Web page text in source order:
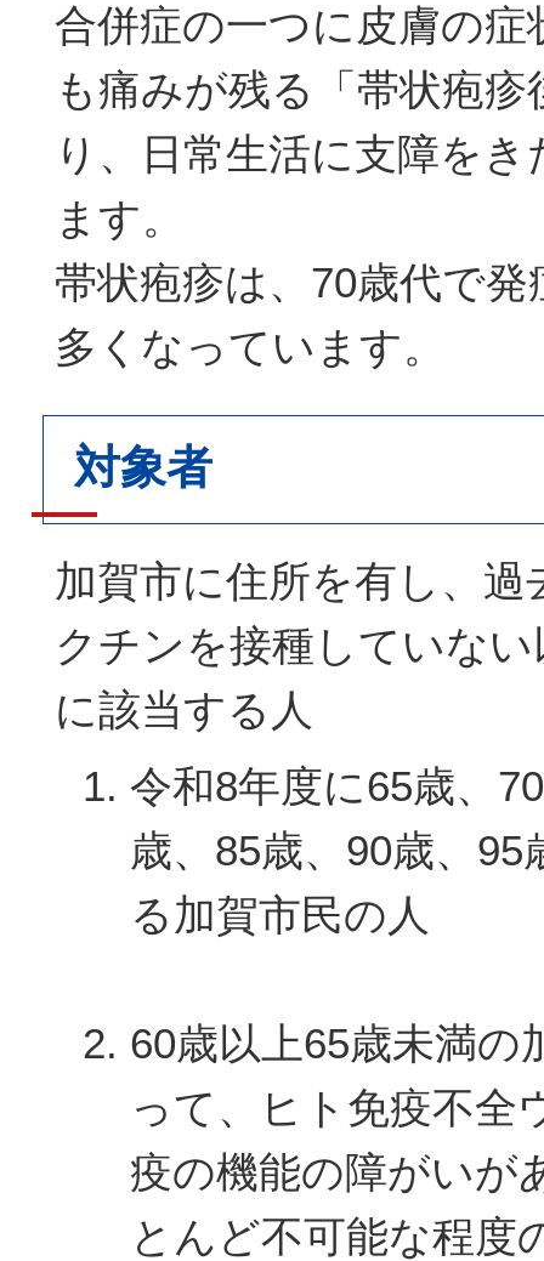
合併症の一つに皮膚の症
も痛みが残る「帯状疱
り、日常生活に支障を
ます。
帯状疱疹は、70歳代で
多くなっています。
対象者
加賀市に住所を有し、過
クチンを接種していな
に該当する人
令和8年度に65歳、
歳、85歳、90歳、95
る加賀市民の人
60歳以上65歳未満の
って、ヒト免疫不全
疫の機能の障がいが
とんど不可能な程度